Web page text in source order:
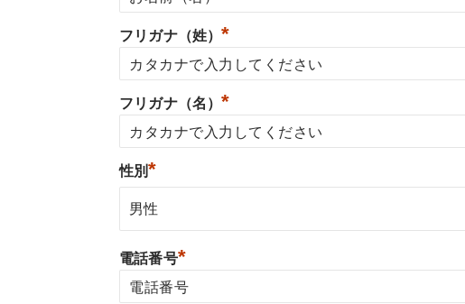
フリガナ（姓）*
フリガナ（名）*
性別*
電話番号*